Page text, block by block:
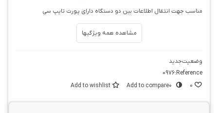
مناسب جهت انتقال اطلاعات بین دو دستگاه دارای پورت تایپ سی
مشاهده همه ویژگیها
وضعیتجدید
Reference:
0976
0
Add to compare0
Add to wishlist